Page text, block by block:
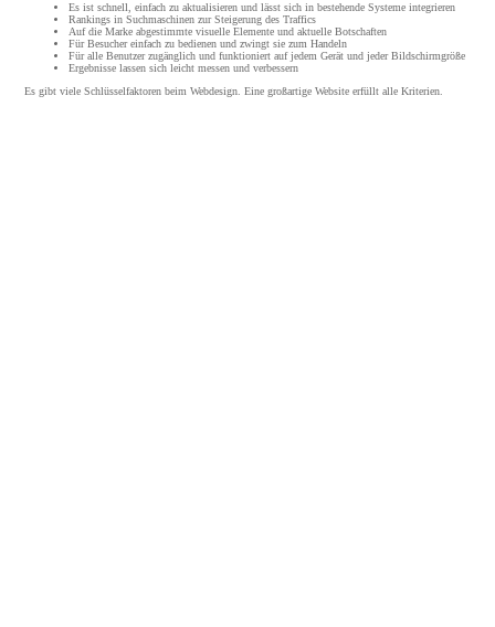
Es ist schnell, einfach zu aktualisieren und lässt sich in bestehende Systeme integrieren
Rankings in Suchmaschinen zur Steigerung des Traffics
Auf die Marke abgestimmte visuelle Elemente und aktuelle Botschaften
Für Besucher einfach zu bedienen und zwingt sie zum Handeln
Für alle Benutzer zugänglich und funktioniert auf jedem Gerät und jeder Bildschirmgröße
Ergebnisse lassen sich leicht messen und verbessern
Es gibt viele Schlüsselfaktoren beim Webdesign. Eine großartige Website erfüllt alle Kriterien.